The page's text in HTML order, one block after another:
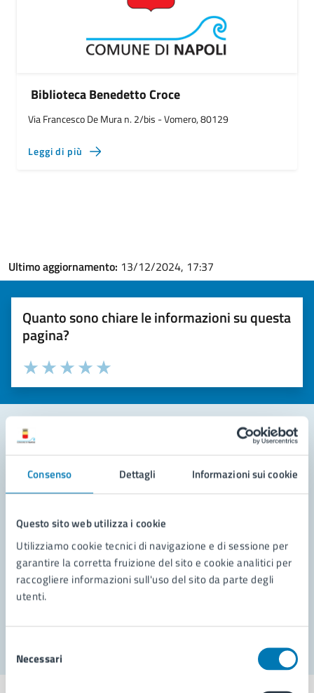
Consenso Dettagli Informazioni sui cookie
Questo sito web utilizza i cookie
Utilizziamo cookie tecnici di navigazione e di sessione per
garantire la corretta fruizione del sito e cookie analitici per
raccogliere informazioni sull'uso del sito da parte degli
utenti.
delNecessari
Biblioteca Benedetto Croce
Via Francesco De Mura n. 2/bis - Vomero, 80129
Leggi di più
Ultimo aggiornamento: 13/12/2024, 17:37
Quanto sono chiare le informazioni su questa
pagina?
Valuta la chiarezza delle informazioni (da 1 a 5 stelle)
Seleziona il numero di stelle per valutare la chiarezza delle
Valuta 5 stelle su 5
Valuta 4 stelle su 5
Valuta 3 stelle su 5
Valuta 2 stelle su 5
Valuta 1 stelle su 5
Leggi le domande frequenti
Richiedi assistenza
Prenota appuntamento
Problemi in città